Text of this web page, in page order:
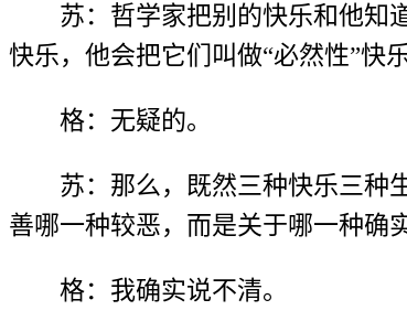
苏：哲学家把别的快乐和他知
快乐，他会把它们叫做“必然性”快
格：无疑的。
苏：那么，既然三种快乐三种
善哪一种较恶，而是关于哪一种确
格：我确实说不清。